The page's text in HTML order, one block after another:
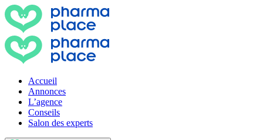
Accueil
Annonces
L’agence
Conseils
Salon des experts